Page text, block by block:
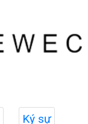
Ký sự